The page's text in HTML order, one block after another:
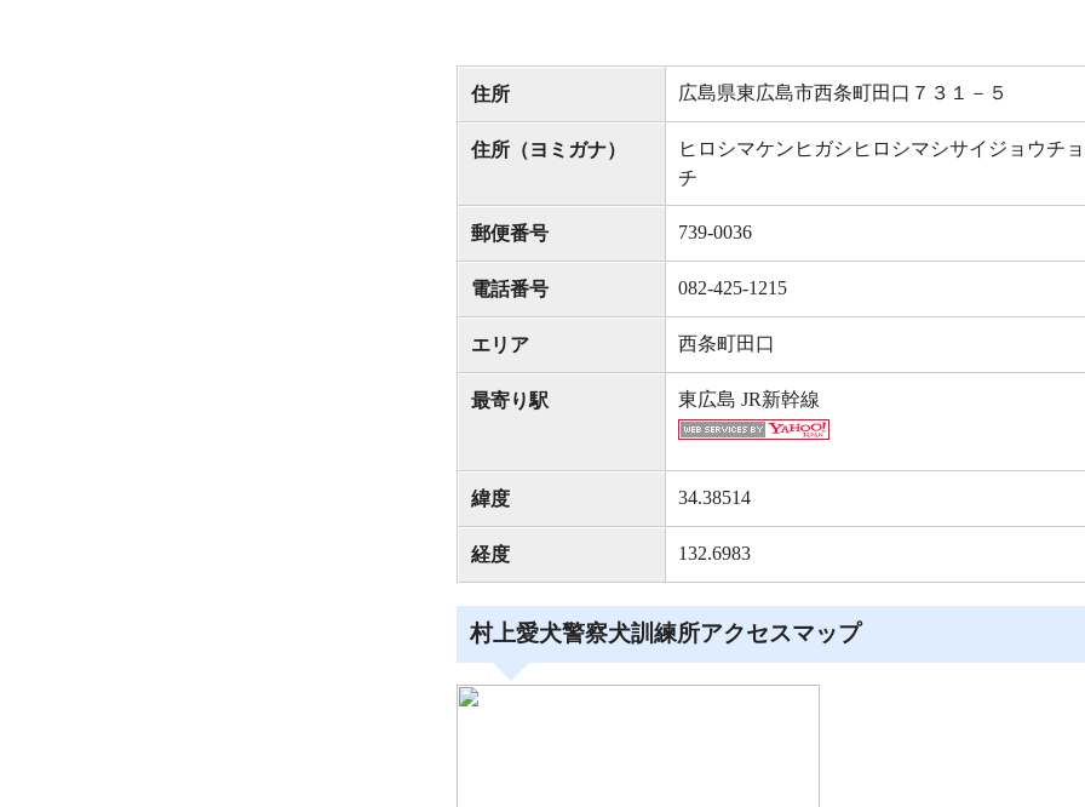
住所 広島県東広島市西条町田口７３１－５
住所（ヨミガナ）
ヒロシマケンヒガシヒロシマシサイジョウチ
チ
郵便番号 739-0036
電話番号 082-425-1215
エリア 西条町田口
最寄り駅 東広島 JR新幹線
緯度 34.38514
経度 132.6983
村上愛犬警察犬訓練所アクセスマップ